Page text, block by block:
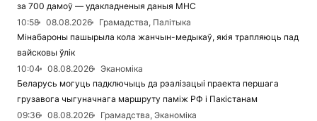
за 700 дамоў — удакладненыя даныя МНС
10:58
08.08.2026
Грамадства, Палітыка
Мінабароны пашырыла кола жанчын-медыкаў, якія трапляюць пад
вайсковы ўлік
10:04
08.08.2026
Эканоміка
Беларусь могуць падключыць да рэалізацыі праекта першага
грузавога чыгуначнага маршруту паміж РФ і Пакістанам
09:36
08.08.2026
Грамадства, Эканоміка